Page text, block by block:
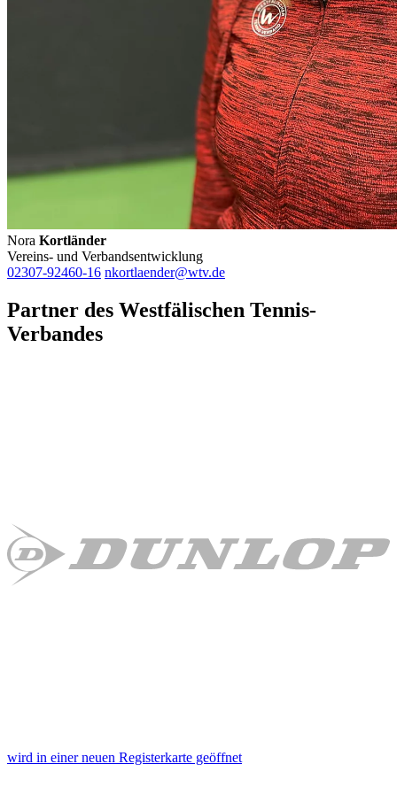
Nora Kortländer
Vereins- und Verbandsentwicklung
02307-92460-16 nkortlaender@wtv.de
Partner des Westfälischen Tennis-
Verbandes
wird in einer neuen Registerkarte geöffnet